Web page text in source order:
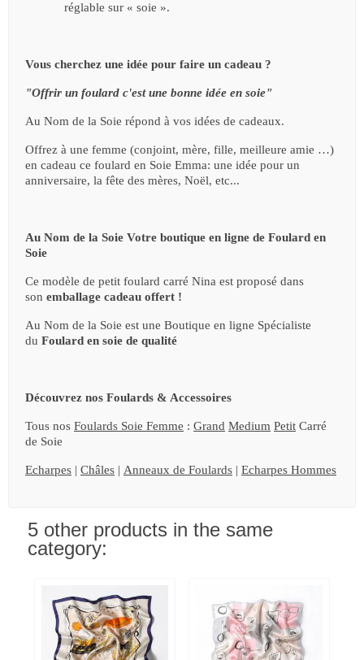
réglable sur « soie ».
Vous cherchez une idée pour faire un cadeau ?
"Offrir un foulard c'est une bonne idée en soie"
Au Nom de la Soie répond à vos idées de cadeaux.
Offrez à une femme (conjoint, mère, fille, meilleure amie …)
en cadeau ce foulard en Soie Emma: une idée pour un
anniversaire, la fête des mères, Noël, etc...
Au Nom de la Soie Votre boutique en ligne de Foulard en
Soie
Ce modèle de petit foulard carré Nina est proposé dans
son emballage cadeau offert !
Au Nom de la Soie est une Boutique en ligne Spécialiste
du Foulard en soie de qualité
Découvrez nos Foulards & Accessoires
Tous nos Foulards Soie Femme : Grand Medium Petit Carré
de Soie
Echarpes | Châles | Anneaux de Foulards | Echarpes Hommes
5 other products in the same
category: